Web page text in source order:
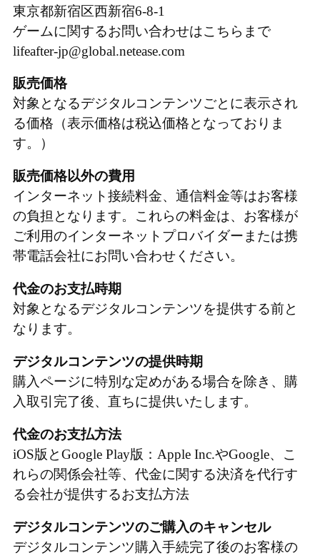
東京都新宿区西新宿6-8-1
ゲームに関するお問い合わせはこちらまで
lifeafter-jp@global.netease.com
販売価格
対象となるデジタルコンテンツごとに表示され
る価格（表示価格は税込価格となっておりま
す。）
販売価格以外の費用
インターネット接続料金、通信料金等はお客様
の負担となります。これらの料金は、お客様が
ご利用のインターネットプロバイダーまたは携
帯電話会社にお問い合わせください。
代金のお支払時期
対象となるデジタルコンテンツを提供する前と
なります。
デジタルコンテンツの提供時期
購入ページに特別な定めがある場合を除き、購
入取引完了後、直ちに提供いたします。
代金のお支払方法
iOS版とGoogle Play版：Apple Inc.やGoogle、こ
れらの関係会社等、代金に関する決済を代行す
る会社が提供するお支払方法
デジタルコンテンツのご購入のキャンセル
デジタルコンテンツ購入手続完了後のお客様の